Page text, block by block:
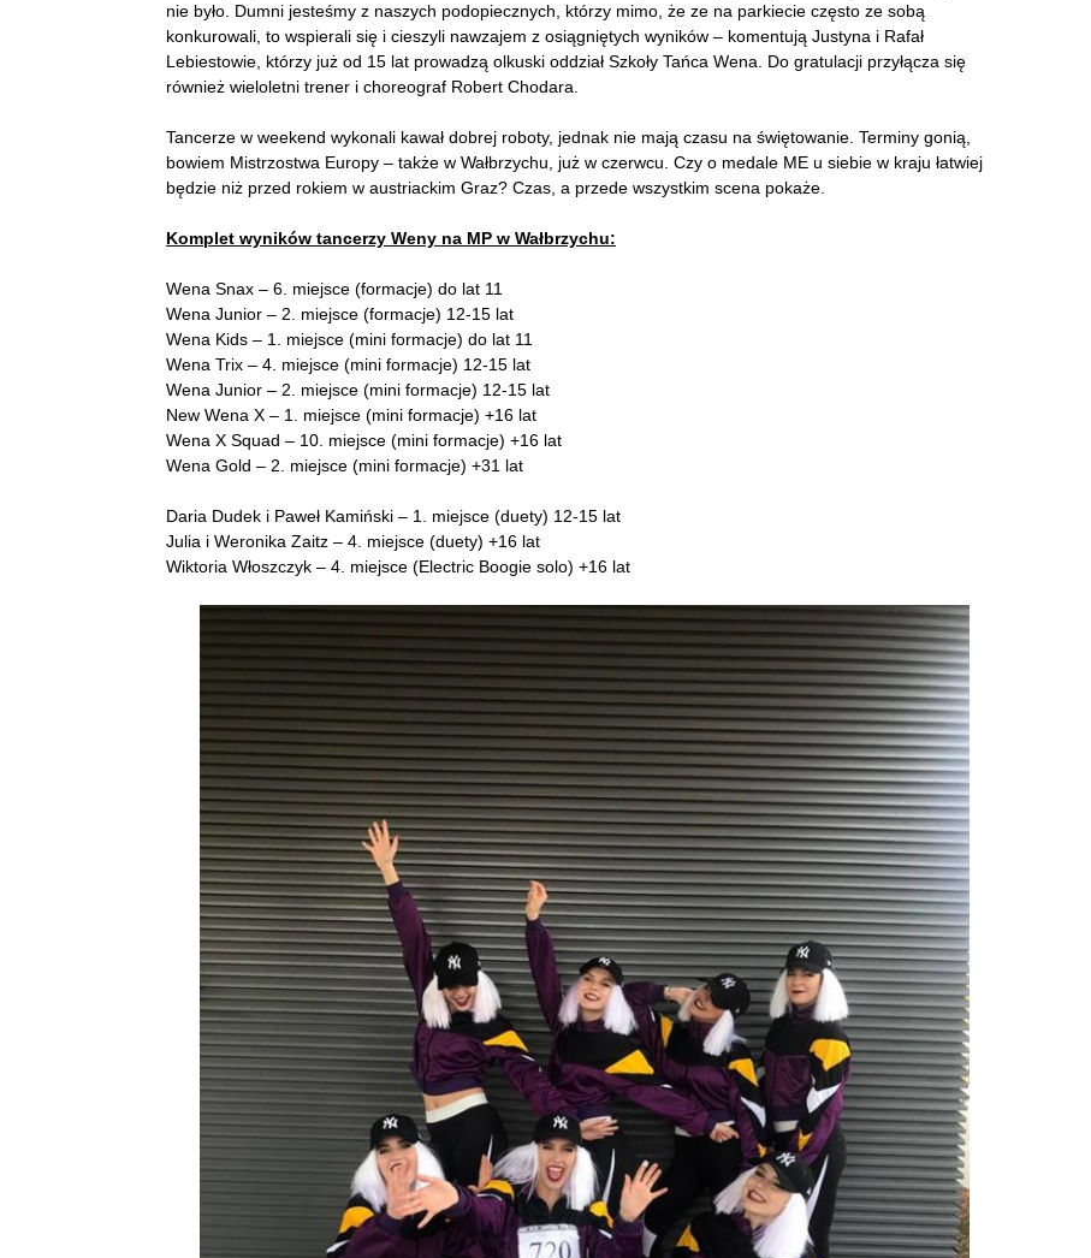
nie było. Dumni jesteśmy z naszych podopiecznych, którzy mimo, że ze na parkiecie często ze sobą
konkurowali, to wspierali się i cieszyli nawzajem z osiągniętych wyników – komentują Justyna i Rafał
Lebiestowie, którzy już od 15 lat prowadzą olkuski oddział Szkoły Tańca Wena. Do gratulacji przyłącza się
również wieloletni trener i choreograf Robert Chodara.
Tancerze w weekend wykonali kawał dobrej roboty, jednak nie mają czasu na świętowanie. Terminy gonią,
bowiem Mistrzostwa Europy – także w Wałbrzychu, już w czerwcu. Czy o medale ME u siebie w kraju łatwiej
będzie niż przed rokiem w austriackim Graz? Czas, a przede wszystkim scena pokaże.
Komplet wyników tancerzy Weny na MP w Wałbrzychu:
Wena Snax – 6. miejsce (formacje) do lat 11
Wena Junior – 2. miejsce (formacje) 12-15 lat
Wena Kids – 1. miejsce (mini formacje) do lat 11
Wena Trix – 4. miejsce (mini formacje) 12-15 lat
Wena Junior – 2. miejsce (mini formacje) 12-15 lat
New Wena X – 1. miejsce (mini formacje) +16 lat
Wena X Squad – 10. miejsce (mini formacje) +16 lat
Wena Gold – 2. miejsce (mini formacje) +31 lat
Daria Dudek i Paweł Kamiński – 1. miejsce (duety) 12-15 lat
Julia i Weronika Zaitz – 4. miejsce (duety) +16 lat
Wiktoria Włoszczyk – 4. miejsce (Electric Boogie solo) +16 lat